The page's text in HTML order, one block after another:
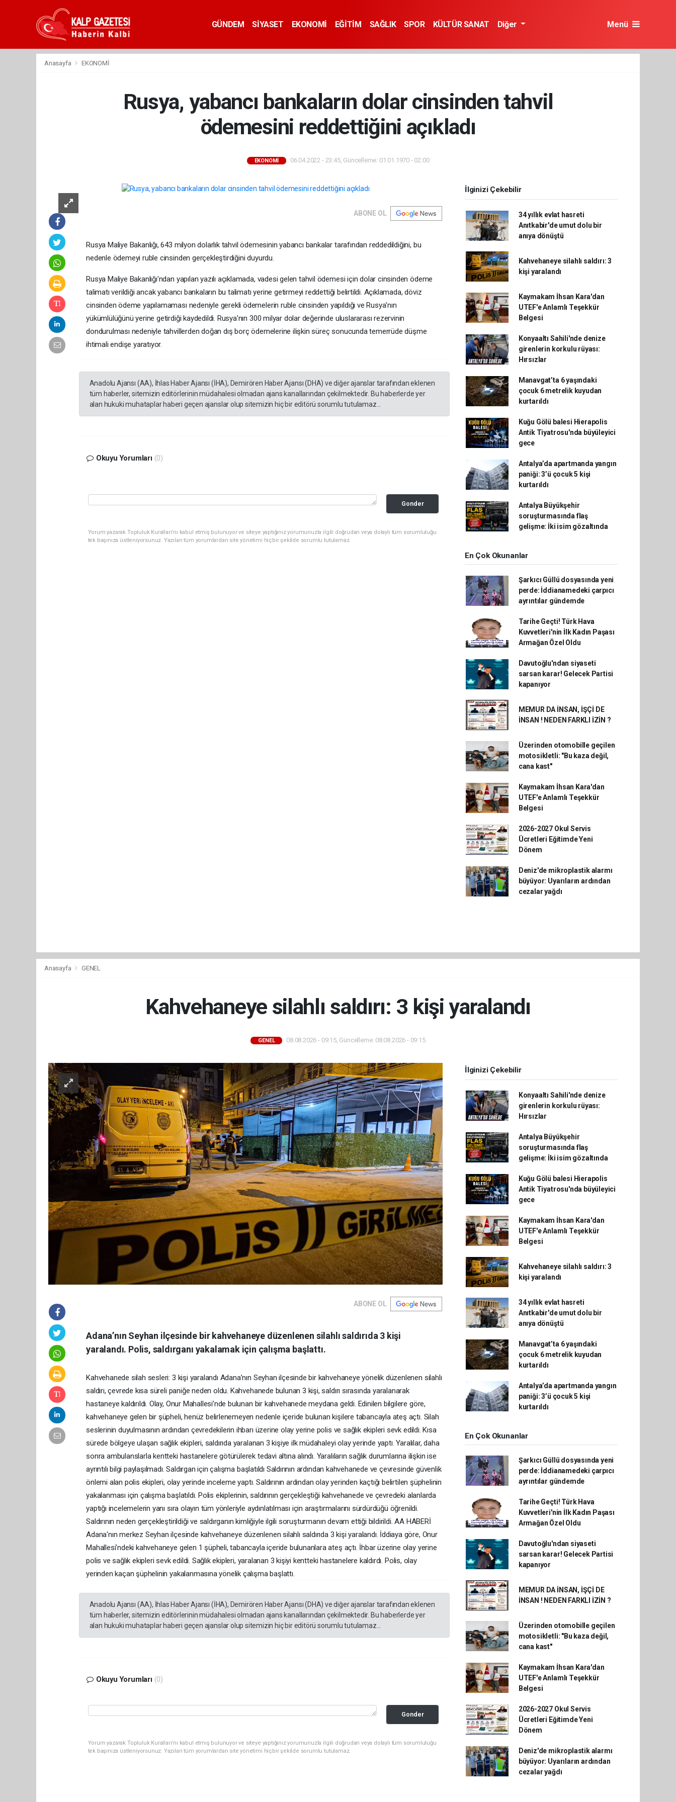
GÜNDEM SİYASET EKONOMİ EĞİTİM SAĞLIK SPOR KÜLTÜR SANAT Diğer Menü
Anasayfa EKONOMİ
Rusya, yabancı bankaların dolar cinsinden tahvil
ödemesini reddettiğini açıkladı
EKONOMİ 06.04.2022 - 23:45, Güncelleme: 01.01.1970 - 02:00
ABONE OL
Rusya Maliye Bakanlığı, 643 milyon dolarlık tahvil ödemesinin yabancı bankalar tarafından reddedildiğini, bu
nedenle ödemeyi ruble cinsinden gerçekleştirdiğini duyurdu.
Rusya Maliye Bakanlığı'ndan yapılan yazılı açıklamada, vadesi gelen tahvil ödemesi için dolar cinsinden ödeme
talimatı verildiği ancak yabancı bankaların bu talimatı yerine getirmeyi reddettiği belirtildi. Açıklamada, döviz
cinsinden ödeme yapılamaması nedeniyle gerekli ödemelerin ruble cinsinden yapıldığı ve Rusya'nın
yükümlülüğünü yerine getirdiği kaydedildi. Rusya'nın 300 milyar dolar değerinde uluslararası rezervinin
dondurulması nedeniyle tahvillerden doğan dış borç ödemelerine ilişkin süreç sonucunda temerrüde düşme
ihtimali endişe yaratıyor.
Anadolu Ajansı (AA), İhlas Haber Ajansı (İHA), Demirören Haber Ajansı (DHA) ve diğer ajanslar tarafından eklenen
tüm haberler, sitemizin editörlerinin müdahalesi olmadan ajans kanallarından çekilmektedir. Bu haberlerde yer
alan hukuki muhataplar haberi geçen ajanslar olup sitemizin hiç bir editörü sorumlu tutulamaz...
Okuyu Yorumları (0)
Gonder
Yorum yazarak Topluluk Kuralları’nı kabul etmiş bulunuyor ve siteye yaptığınız yorumunuzla ilgili doğrudan veya dolaylı tüm sorumluluğu
tek başınıza üstleniyorsunuz. Yazılan tüm yorumlardan site yönetimi hiçbir şekilde sorumlu tutulamaz.
İlginizi Çekebilir
34 yıllık evlat hasreti
Anıtkabir'de umut dolu bir
anıya dönüştü
Kahvehaneye silahlı saldırı: 3
kişi yaralandı
Kaymakam İhsan Kara'dan
UTEF'e Anlamlı Teşekkür
Belgesi
Konyaaltı Sahili'nde denize
girenlerin korkulu rüyası:
Hırsızlar
Manavgat’ta 6 yaşındaki
çocuk 6 metrelik kuyudan
kurtarıldı
Kuğu Gölü balesi Hierapolis
Antik Tiyatrosu'nda büyüleyici
gece
Antalya’da apartmanda yangın
paniği: 3’ü çocuk 5 kişi
kurtarıldı
Antalya Büyükşehir
soruşturmasında flaş
gelişme: İki isim gözaltında
En Çok Okunanlar
Şarkıcı Güllü dosyasında yeni
perde: İddianamedeki çarpıcı
ayrıntılar gündemde
Tarihe Geçti! Türk Hava
Kuvvetleri'nin İlk Kadın Paşası
Armağan Özel Oldu
Davutoğlu'ndan siyaseti
sarsan karar! Gelecek Partisi
kapanıyor
MEMUR DA İNSAN, İŞÇİ DE
İNSAN ! NEDEN FARKLI İZİN ?
Üzerinden otomobille geçilen
motosikletli: "Bu kaza değil,
cana kast"
Kaymakam İhsan Kara'dan
UTEF'e Anlamlı Teşekkür
Belgesi
2026-2027 Okul Servis
Ücretleri Eğitimde Yeni
Dönem
Deniz'de mikroplastik alarmı
büyüyor: Uyarıların ardından
cezalar yağdı
Anasayfa GENEL
Kahvehaneye silahlı saldırı: 3 kişi yaralandı
GENEL 08.08.2026 - 09:15, Güncelleme: 08.08.2026 - 09:15
ABONE OL
Adana’nın Seyhan ilçesinde bir kahvehaneye düzenlenen silahlı saldırıda 3 kişi
yaralandı. Polis, saldırganı yakalamak için çalışma başlattı.
Kahvehanede silah sesleri: 3 kişi yaralandı Adana’nın Seyhan ilçesinde bir kahvehaneye yönelik düzenlenen silahlı
saldırı, çevrede kısa süreli paniğe neden oldu. Kahvehanede bulunan 3 kişi, saldırı sırasında yaralanarak
hastaneye kaldırıldı. Olay, Onur Mahallesi’nde bulunan bir kahvehanede meydana geldi. Edinilen bilgilere göre,
kahvehaneye gelen bir şüpheli, henüz belirlenemeyen nedenle içeride bulunan kişilere tabancayla ateş açtı. Silah
seslerinin duyulmasının ardından çevredekilerin ihbarı üzerine olay yerine polis ve sağlık ekipleri sevk edildi. Kısa
sürede bölgeye ulaşan sağlık ekipleri, saldırıda yaralanan 3 kişiye ilk müdahaleyi olay yerinde yaptı. Yaralılar, daha
sonra ambulanslarla kentteki hastanelere götürülerek tedavi altına alındı. Yaralıların sağlık durumlarına ilişkin ise
ayrıntılı bilgi paylaşılmadı. Saldırgan için çalışma başlatıldı Saldırının ardından kahvehanede ve çevresinde güvenlik
önlemi alan polis ekipleri, olay yerinde inceleme yaptı. Saldırının ardından olay yerinden kaçtığı belirtilen şüphelinin
yakalanması için çalışma başlatıldı. Polis ekiplerinin, saldırının gerçekleştiği kahvehanede ve çevredeki alanlarda
yaptığı incelemelerin yanı sıra olayın tüm yönleriyle aydınlatılması için araştırmalarını sürdürdüğü öğrenildi.
Saldırının neden gerçekleştirildiği ve saldırganın kimliğiyle ilgili soruşturmanın devam ettiği bildirildi. AA HABERİ
Adana'nın merkez Seyhan ilçesinde kahvehaneye düzenlenen silahlı saldırıda 3 kişi yaralandı. İddiaya göre, Onur
Mahallesi'ndeki kahvehaneye gelen 1 şüpheli, tabancayla içeride bulunanlara ateş açtı. İhbar üzerine olay yerine
polis ve sağlık ekipleri sevk edildi. Sağlık ekipleri, yaralanan 3 kişiyi kentteki hastanelere kaldırdı. Polis, olay
yerinden kaçan şüphelinin yakalanmasına yönelik çalışma başlattı.
Anadolu Ajansı (AA), İhlas Haber Ajansı (İHA), Demirören Haber Ajansı (DHA) ve diğer ajanslar tarafından eklenen
tüm haberler, sitemizin editörlerinin müdahalesi olmadan ajans kanallarından çekilmektedir. Bu haberlerde yer
alan hukuki muhataplar haberi geçen ajanslar olup sitemizin hiç bir editörü sorumlu tutulamaz...
Okuyu Yorumları (0)
Gonder
Yorum yazarak Topluluk Kuralları’nı kabul etmiş bulunuyor ve siteye yaptığınız yorumunuzla ilgili doğrudan veya dolaylı tüm sorumluluğu
tek başınıza üstleniyorsunuz. Yazılan tüm yorumlardan site yönetimi hiçbir şekilde sorumlu tutulamaz.
İlginizi Çekebilir
Konyaaltı Sahili'nde denize
girenlerin korkulu rüyası:
Hırsızlar
Antalya Büyükşehir
soruşturmasında flaş
gelişme: İki isim gözaltında
Kuğu Gölü balesi Hierapolis
Antik Tiyatrosu'nda büyüleyici
gece
Kaymakam İhsan Kara'dan
UTEF'e Anlamlı Teşekkür
Belgesi
Kahvehaneye silahlı saldırı: 3
kişi yaralandı
34 yıllık evlat hasreti
Anıtkabir'de umut dolu bir
anıya dönüştü
Manavgat’ta 6 yaşındaki
çocuk 6 metrelik kuyudan
kurtarıldı
Antalya’da apartmanda yangın
paniği: 3’ü çocuk 5 kişi
kurtarıldı
En Çok Okunanlar
Şarkıcı Güllü dosyasında yeni
perde: İddianamedeki çarpıcı
ayrıntılar gündemde
Tarihe Geçti! Türk Hava
Kuvvetleri'nin İlk Kadın Paşası
Armağan Özel Oldu
Davutoğlu'ndan siyaseti
sarsan karar! Gelecek Partisi
kapanıyor
MEMUR DA İNSAN, İŞÇİ DE
İNSAN ! NEDEN FARKLI İZİN ?
Üzerinden otomobille geçilen
motosikletli: "Bu kaza değil,
cana kast"
Kaymakam İhsan Kara'dan
UTEF'e Anlamlı Teşekkür
Belgesi
2026-2027 Okul Servis
Ücretleri Eğitimde Yeni
Dönem
Deniz'de mikroplastik alarmı
büyüyor: Uyarıların ardından
cezalar yağdı